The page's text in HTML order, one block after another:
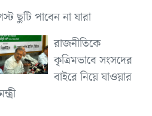
ছুটি পাবেন না যারা
রাজনীতিকে
কৃত্রিমভাবে সংসদের
বাইরে নিয়ে যাওয়ার